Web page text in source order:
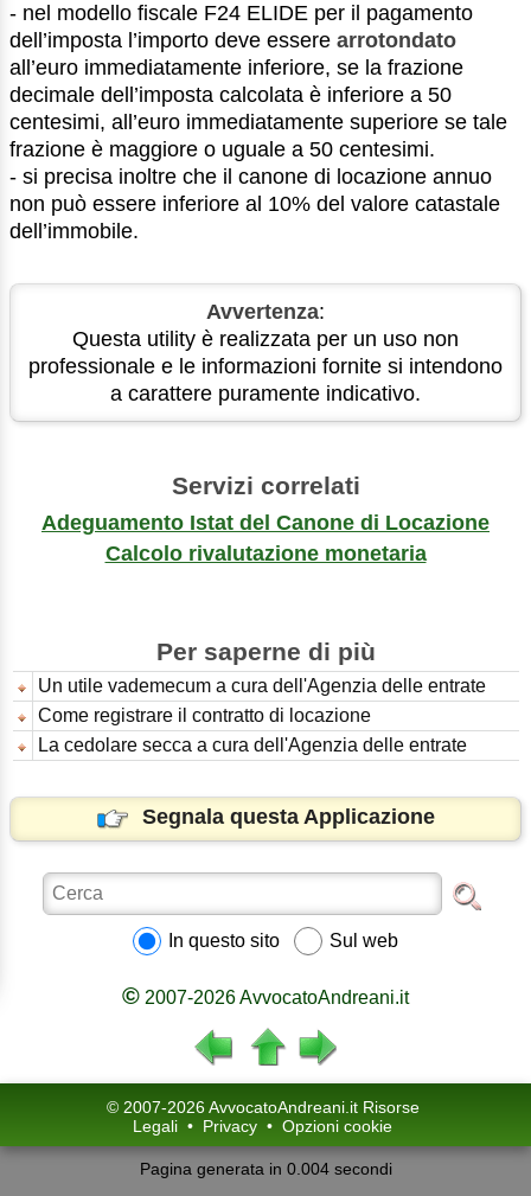
- nel modello fiscale F24 ELIDE per il pagamento
dell’imposta l’importo deve essere arrotondato
all’euro immediatamente inferiore, se la frazione
decimale dell’imposta calcolata è inferiore a 50
centesimi, all’euro immediatamente superiore se tale
frazione è maggiore o uguale a 50 centesimi.
- si precisa inoltre che il canone di locazione annuo
non può essere inferiore al 10% del valore catastale
dell’immobile.
Avvertenza:
Questa utility è realizzata per un uso non
professionale e le informazioni fornite si intendono
a carattere puramente indicativo.
Servizi correlati
Adeguamento Istat del Canone di Locazione
Calcolo rivalutazione monetaria
Per saperne di più
Un utile vademecum a cura dell'Agenzia delle entrate
Come registrare il contratto di locazione
La cedolare secca a cura dell'Agenzia delle entrate
Segnala questa Applicazione
In questo sito Sul web
© 2007-2026 AvvocatoAndreani.it
© 2007-2026 AvvocatoAndreani.it Risorse
Legali • Privacy • Opzioni cookie
Pagina generata in 0.004 secondi